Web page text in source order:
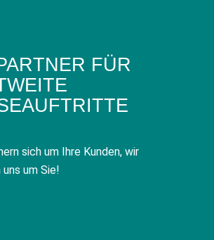
FÜR
sich um Ihre Kunden, wir
um Sie!